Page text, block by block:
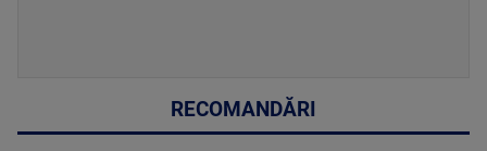
RECOMANDĂRI